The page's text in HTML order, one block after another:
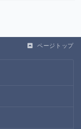
ページトップ